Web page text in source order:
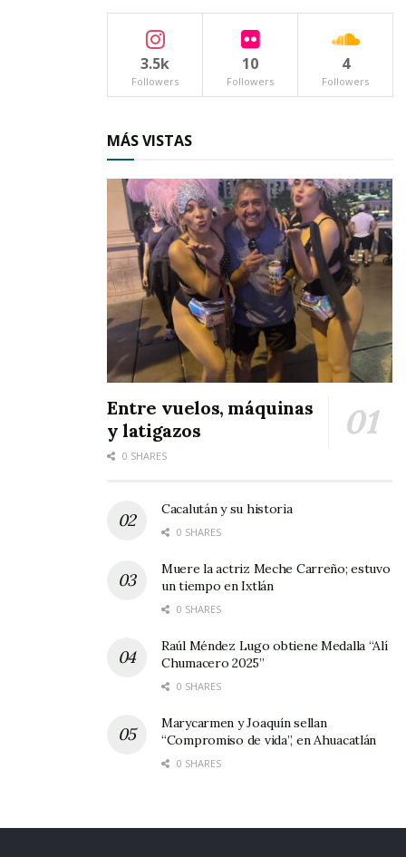
semifinales; y este sábado se medirán al
Pachuca para definir al campeón del torneo.
El último episodio del pasado torneo también
dejando como actuales campeones a los
Rojinegros, por lo que Atlas defenderá su
corona y buscará su tercer título de la categoría
en la cancha del Estadio Azteca, este sábado en
punto de las 11:00 horas, como se menciona
líneas atrás.
El ixtlense porta en sus dorsales el número 186
y juega como defensa central. Es un joven
promesa con una carrera ascendente y al cual
seguramente veremos muy pronto en las
divisiones mayores de los torneos nacionales.
3.5k
Followers
10
Followers
4
Followers
MÁS VISTAS
Entre vuelos, máquinas
y latigazos
0 SHARES
Cacalután y su historia
0 SHARES
Muere la actriz Meche Carreño; estuvo
un tiempo en Ixtlán
0 SHARES
Raúl Méndez Lugo obtiene Medalla “Alí
Chumacero 2025”
0 SHARES
Marycarmen y Joaquín sellan
“Compromiso de vida”, en Ahuacatlán
0 SHARES